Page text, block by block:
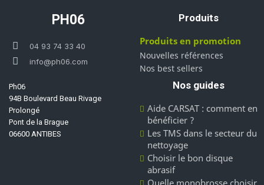
PH06
04 93 74 33 40
info@ph06.com
Ph06
94B Boulevard Beau Rivage
Prolongé
Pont de la Brague
06600 ANTIBES
Produits
Produits en promotion
Nouvelles références
Nos best sellers
Nos guides
Aide CARSAT : comment en
bénéficier ?
Les TMS dans le secteur du
nettoyage
Choisir le bon disque
abrasif